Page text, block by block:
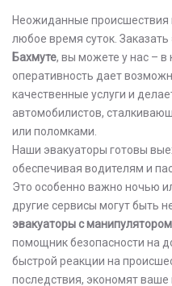
Неожиданные происшествия
любое время суток. Заказать
Бахмуте, вы можете у нас – в
оперативность дает
качественные услуги и
автомобилистов,
или поломками.
Наши эвакуаторы готовы
обеспечивая водителям и
Это особенно важно ночью
другие сервисы могут быть
эвакуаторы с
помощник безопасности на
быстрой реакции на
последствия, экономят